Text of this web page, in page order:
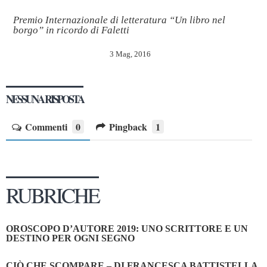
Premio Internazionale di letteratura “Un libro nel
borgo” in ricordo di Faletti
3 Mag, 2016
NESSUNA RISPOSTA
Commenti 0 Pingback 1
RUBRICHE
OROSCOPO D’AUTORE 2019: UNO SCRITTORE E UN
DESTINO PER OGNI SEGNO